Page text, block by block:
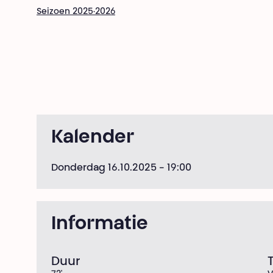
Seizoen 2025·2026
Kalender
Donderdag 16.10.2025 - 19:00
Informatie
Duur